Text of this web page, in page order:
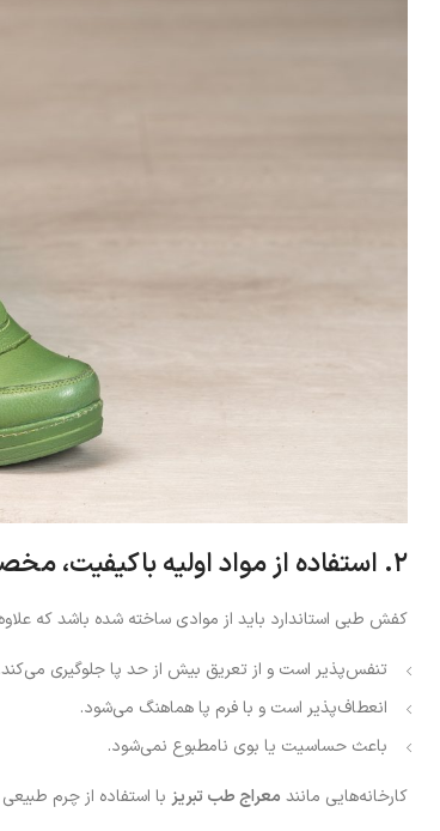
۲. استفاده از مواد اولیه باکیفیت، مخصوصاً چرم طبیعی
کفش طبی استاندارد باید از موادی ساخته شده باشد که
تنفس‌پذیر است و از تعریق بیش از حد پا جلوگیری می‌کند.
انعطاف‌پذیر است و با فرم پا هماهنگ می‌شود.
باعث حساسیت یا بوی نامطبوع نمی‌شود.
کارخانه‌هایی مانند معراج طب تبریز با استفاده از چرم